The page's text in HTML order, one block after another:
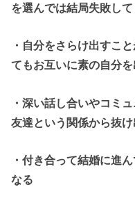
を選んでは結局失敗して
・自分をさらけ出すこ
てもお互いに素の自分
・深い話し合いやコミ
友達という関係から抜
・付き合って結婚に進
なる